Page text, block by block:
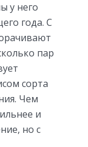
у него
года. С
пар
сорта
Чем
и
но с